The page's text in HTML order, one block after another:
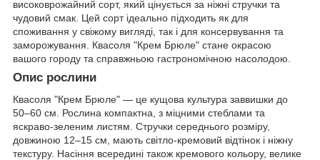
високоврожайний сорт, який цінується за ніжні стручки та
чудовий смак. Цей сорт ідеально підходить як для
споживання у свіжому вигляді, так і для консервування та
заморожування. Квасоля "Крем Брюле" стане окрасою
вашого городу та справжньою гастрономічною насолодою.
Опис рослини
Квасоля "Крем Брюле" — це кущова культура заввишки до
50–60 см. Рослина компактна, з міцними стеблами та
яскраво-зеленим листям. Стручки середнього розміру,
довжиною 12–15 см, мають світло-кремовий відтінок і ніжну
текстуру. Насіння всередині також кремового кольору, велике